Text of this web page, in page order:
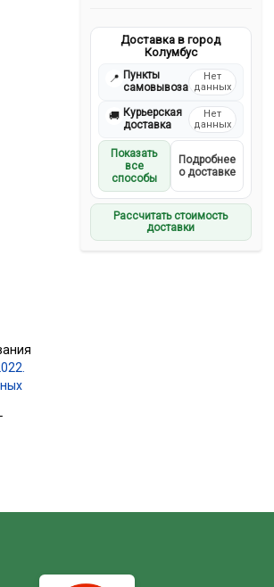
Доставка в город
Колумбус
📍 Пункты
самовывоза
Нет
данных
🚚 Курьерская
доставка
Нет
данных
Показать
все
способы
Подробнее
о доставке
Рассчитать стоимость
доставки